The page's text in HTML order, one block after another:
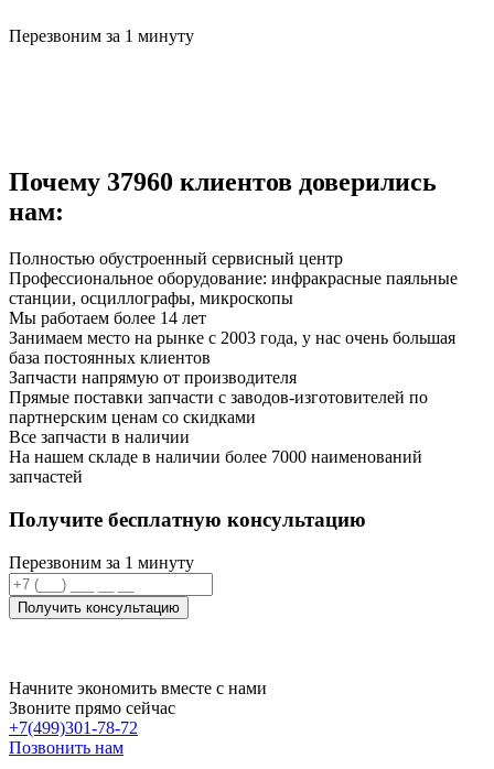
Перезвоним за 1 минуту
Почему 37960 клиентов доверились
нам:
Полностью обустроенный сервисный центр
Профессиональное оборудование: инфракрасные паяльные
станции, осциллографы, микроскопы
Мы работаем более 14 лет
Занимаем место на рынке с 2003 года, у нас очень большая
база постоянных клиентов
Запчасти напрямую от производителя
Прямые поставки запчасти с заводов-изготовителей по
партнерским ценам со скидками
Все запчасти в наличии
На нашем складе в наличии более 7000 наименований
запчастей
Получите бесплатную консультацию
Перезвоним за 1 минуту
Получить консультацию
Начните экономить вместе с нами
Звоните прямо сейчас
+7(499)301-78-72
Позвонить нам